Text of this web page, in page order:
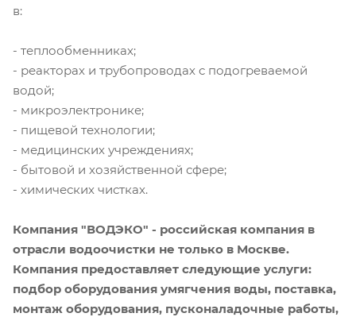
в:
- теплообменниках;
- реакторах и трубопроводах с подогреваемой
водой;
- микроэлектронике;
- пищевой технологии;
- медицинских учреждениях;
- бытовой и хозяйственной сфере;
- химических чистках.
Компания "ВОДЭКО" - российская компания в
отрасли водоочистки не только в Москве.
Компания предоставляет следующие услуги:
подбор оборудования умягчения воды, поставка,
монтаж оборудования, пусконаладочные работы,